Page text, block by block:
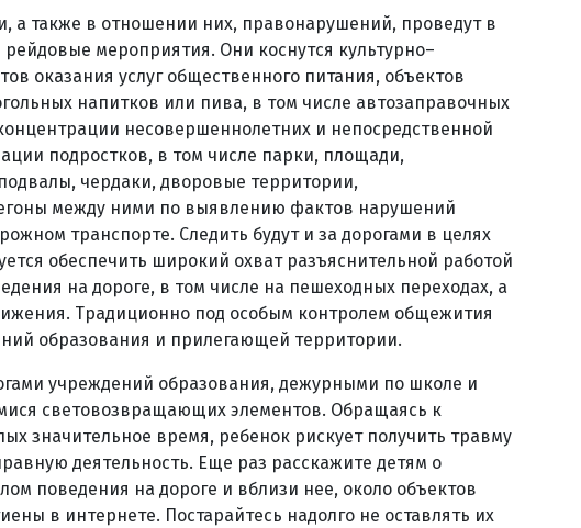
a также в отношении них, правонарушений, проведут в
мероприятия. Они коснутся культурно–
оказания услуг общественного питания, объектов
напитков или пива, в том числе автозаправочных
несовершеннолетних и непосредственной
подростков, в том числе парки, площади,
чердаки, дворовые территории,
между ними по выявлению фактов нарушений
транспорте. Следить будут и за дорогами в целях
обеспечить широкий охват разъяснительной работой
на дороге, в том числе на пешеходных переходах, а
Традиционно под особым контролем общежития
образования и прилегающей территории.
учреждений образования, дежурными по школе и
световозвращающих элементов. Обращаясь к
значительное время, ребенок рискует получить травму
деятельность. Еще раз расскажите детям о
поведения на дороге и вблизи нее, около объектов
в интернете. Постарайтесь надолго не оставлять их